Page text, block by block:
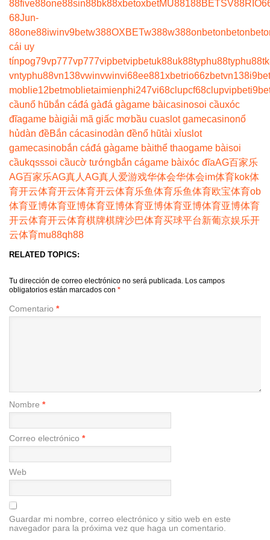
88five88one88sin88bk88xbetoxbetMU88188BETSV88
68Jun-
88one88iwinv9betw388OXBETw388w388onbetonbetonbet
cái uy
tínpog79vp777vp777vipbetvipbetuk88uk88typhu88typhu88
vntyphu88vn138vwinvwinvi68ee881xbetrio66zbetvn138
moblie12betmoblietaimienphi247vi68clupcf68clupvipbet
cầunổ hũbắn cáđá gàđá gàgame bàicasinosoi cầuxóc
đĩagame bàigiải mã giấc mơbầu cuaslot gamecasinonổ
hủdàn đềBắn cácasinodàn đềnổ hũtài xỉuslot
gamecasinobắn cáđá gàgame bàithể thaogame bàisoi
cầukqsssoi cầucờ tướngbắn cágame bàixóc đĩaAG百家乐
AG百家乐AG真人 AG真人 爱游戏华体会华体会im体育kok体
育开云体育开云体育开云体育乐鱼体育乐鱼体育欧宝体育ob
体育亚博体育亚博体育亚博体育亚博体育亚博体育亚博体育
开云体育开云体育棋牌棋牌沙巴体育买球平台新葡京娱乐开
云体育mu88qh88
RELATED TOPICS:
Tu dirección de correo electrónico no será publicada. Los campos
obligatorios están marcados con *
Comentario *
Nombre *
Correo electrónico *
Web
Guardar mi nombre, correo electrónico y sitio web en este
navegador para la próxima vez que haga un comentario.